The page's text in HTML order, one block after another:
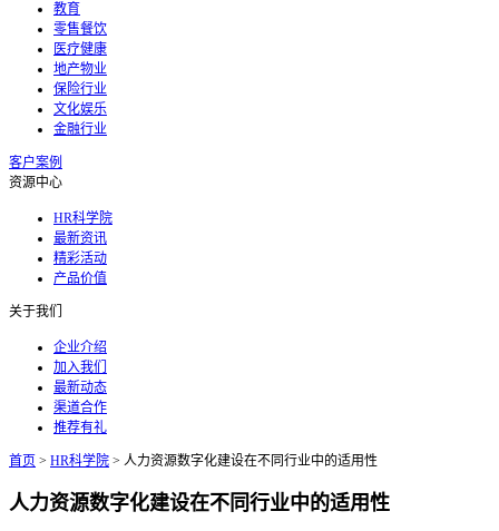
教育
零售餐饮
医疗健康
地产物业
保险行业
文化娱乐
金融行业
客户案例
资源中心
HR科学院
最新资讯
精彩活动
产品价值
关于我们
企业介绍
加入我们
最新动态
渠道合作
推荐有礼
首页 > HR科学院 > 人力资源数字化建设在不同行业中的适用性
人力资源数字化建设在不同行业中的适用性